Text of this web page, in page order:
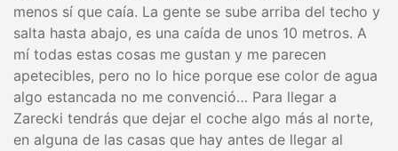
menos sí que caía. La gente se sube arriba del techo y
salta hasta abajo, es una caída de unos 10 metros. A
mí todas estas cosas me gustan y me parecen
apetecibles, pero no lo hice porque ese color de agua
algo estancada no me convenció… Para llegar a
Zarecki tendrás que dejar el coche algo más al norte,
en alguna de las casas que hay antes de llegar al